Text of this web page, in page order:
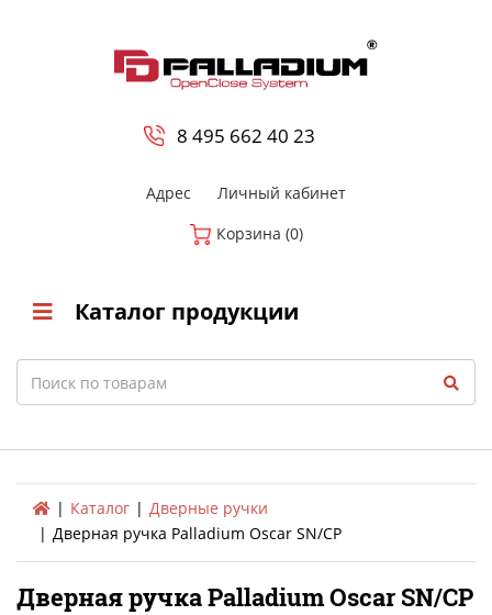
8 495 662 40 23
Адрес
Личный кабинет
Корзина (0)
Каталог продукции
Search
Каталог
Дверные ручки
Дверная ручка Palladium Oscar SN/CP
Дверная ручка Palladium Oscar SN/CP